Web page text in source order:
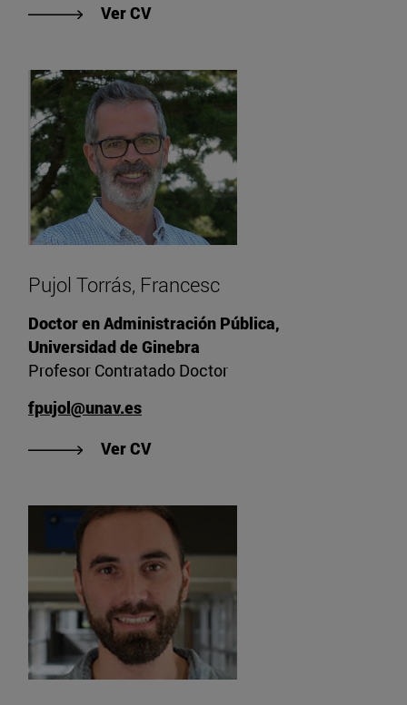
Ver CV"Ver CV de Puig, David"
Pujol Torrás, Francesc
Doctor en Administración Pública,
Universidad de Ginebra
Profesor Contratado Doctor
fpujol@unav.es
Ver CV"Ver CV de Pujol Torrás, Francesc"